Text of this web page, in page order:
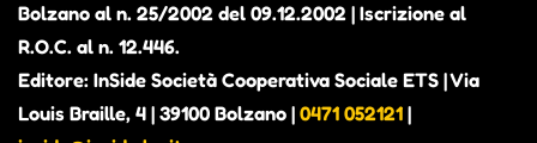
Bolzano al n. 25/2002 del 09.12.2002 | Iscrizione al
R.O.C. al n. 12.446.
Editore: InSide Società Cooperativa Sociale ETS | Via
Louis Braille, 4 | 39100 Bolzano | 0471 052121 |